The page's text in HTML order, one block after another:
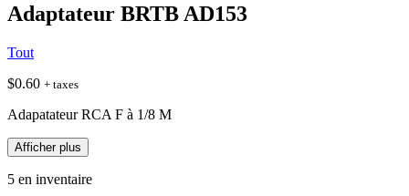
Adaptateur BRTB AD153
Tout
$0.60 + taxes
Adapatateur RCA F à 1/8 M
Afficher plus
5 en inventaire